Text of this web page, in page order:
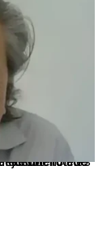
al procedimiento establecido.